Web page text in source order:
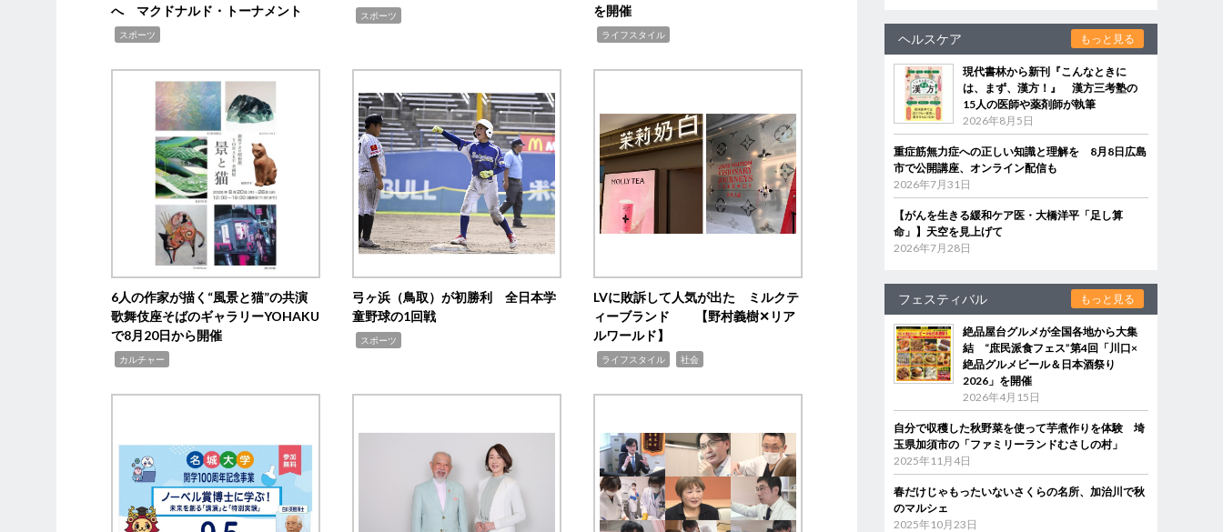
へ マクドナルド・トーナメント
スポーツ
スポーツ
を開催
ライフスタイル
6人の作家が描く“風景と猫”の共演
歌舞伎座そばのギャラリーYOHAKU
で8月20日から開催
カルチャー
弓ヶ浜（鳥取）が初勝利 全日本学
童野球の1回戦
スポーツ
LVに敗訴して人気が出た ミルクテ
ィーブランド 【野村義樹✕リア
ルワールド】
ライフスタイル 社会
ヘルスケア もっと見る
現代書林から新刊『こんなときに
は、まず、漢方！』 漢方三考塾の
15人の医師や薬剤師が執筆
2026年8月5日
重症筋無力症への正しい知識と理解を 8月8日広島
市で公開講座、オンライン配信も
2026年7月31日
【がんを生きる緩和ケア医・大橋洋平「足し算
命」】天空を見上げて
2026年7月28日
フェスティバル もっと見る
絶品屋台グルメが全国各地から大集
結 “庶民派食フェス”第4回「川口×
絶品グルメビール＆日本酒祭り
2026」を開催
2026年4月15日
自分で収穫した秋野菜を使って芋煮作りを体験 埼
玉県加須市の「ファミリーランドむさしの村」
2025年11月4日
春だけじゃもったいないさくらの名所、加治川で秋
のマルシェ
2025年10月23日